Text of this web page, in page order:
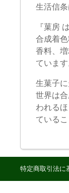
生活信
『菓房
合成着
香料、
ています
生菓子
世界は
われる
ている
特定商取引法に